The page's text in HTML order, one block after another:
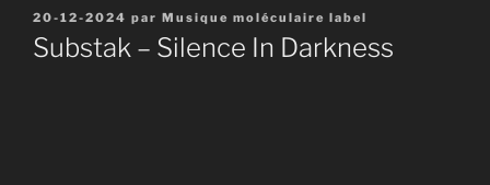
Publié
le
20-12-2024 par Musique moléculaire label
Substak – Silence In Darkness